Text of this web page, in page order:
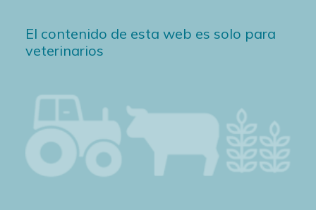
El contenido de esta web es solo para
veterinarios